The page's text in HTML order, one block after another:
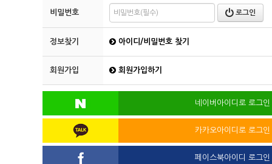
비밀번호 로그인
정보찾기 아이디/비밀번호 찾기
회원가입 회원가입하기
네이버아이디로 로그인
카카오아이디로 로그인
페이스북아이디 로그인